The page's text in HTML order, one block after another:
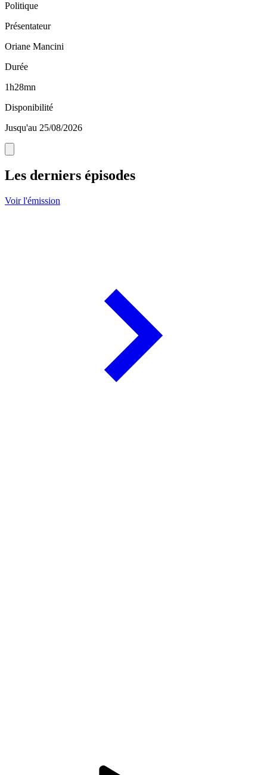
Politique
Présentateur
Oriane Mancini
Durée
1h28mn
Disponibilité
Jusqu'au 25/08/2026
Les derniers épisodes
Voir l'émission